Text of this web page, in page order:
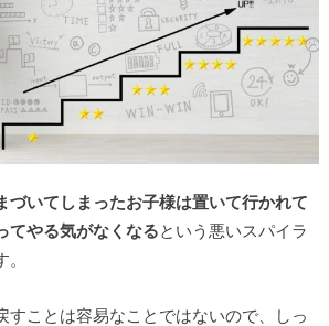
づいてしまったお子様は置いて行かれて
てやる気がなくなる という悪いスパイラ
すことは容易なことではないので、しっ